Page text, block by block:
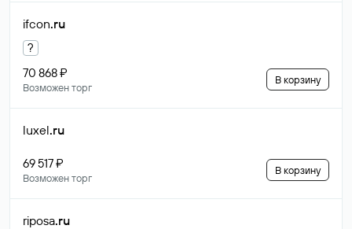
ifcon.ru
?
70 868 ₽
Возможен торг
В корзину
luxel.ru
69 517 ₽
Возможен торг
В корзину
riposa.ru